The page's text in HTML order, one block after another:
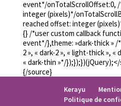
event*/onTotalScrollOffset:0,
integer (pixels)*/
reached offset: integer
{} /*user custom callback
event*/},theme: »dark-thick » /
2 », « dark-2 », « light-thick »,
« dark-thin »*/
{/source}
Kerayu
Politique de